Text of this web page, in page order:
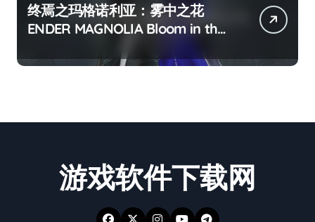
终焉之玛格诺利亚：雾中之花
ENDER MAGNOLIA Bloom in the
游戏软件下载网